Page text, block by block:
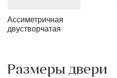
Ассиметричная
двустворчатая
Размеры двери